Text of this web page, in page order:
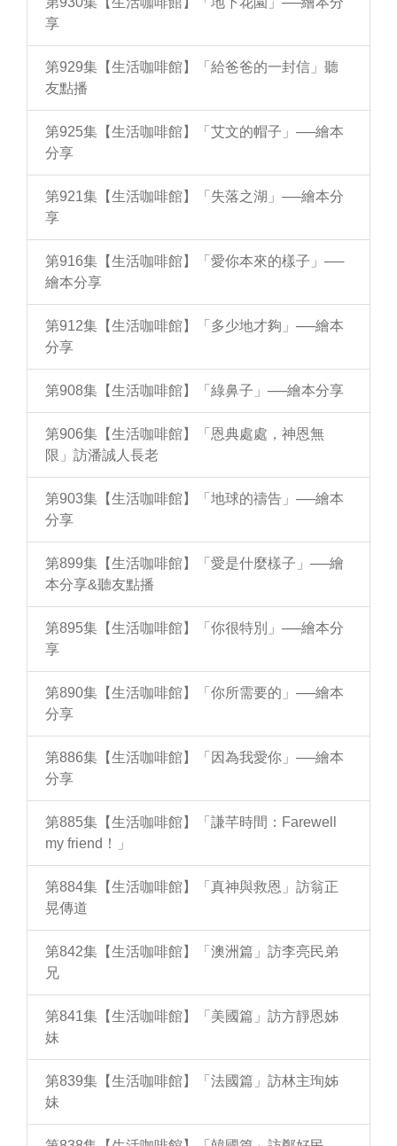
享
第929集【生活咖啡館】「給爸爸的一封信」聽
友點播
第925集【生活咖啡館】「艾文的帽子」──繪本
分享
第921集【生活咖啡館】「失落之湖」──繪本分
享
第916集【生活咖啡館】「愛你本來的樣子」──
繪本分享
第912集【生活咖啡館】「多少地才夠」──繪本
分享
第908集【生活咖啡館】「綠鼻子」──繪本分享
第906集【生活咖啡館】「恩典處處，神恩無
限」訪潘誠人長老
第903集【生活咖啡館】「地球的禱告」──繪本
分享
第899集【生活咖啡館】「愛是什麼樣子」──繪
本分享&聽友點播
第895集【生活咖啡館】「你很特別」──繪本分
享
第890集【生活咖啡館】「你所需要的」──繪本
分享
第886集【生活咖啡館】「因為我愛你」──繪本
分享
第885集【生活咖啡館】「謙芊時間：Farewell
my friend！」
第884集【生活咖啡館】「真神與救恩」訪翁正
晃傳道
第842集【生活咖啡館】「澳洲篇」訪李亮民弟
兄
第841集【生活咖啡館】「美國篇」訪方靜恩姊
妹
第839集【生活咖啡館】「法國篇」訪林主珣姊
妹